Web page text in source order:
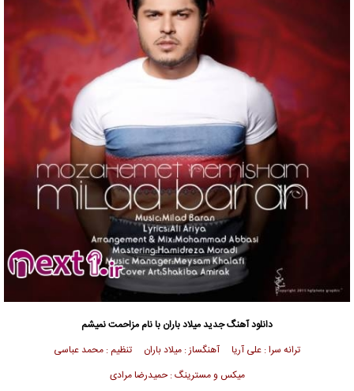
دانلود آهنگ جدیدمیلاد باران با نام مزاحمت نمیشم
ترانه سرا : علی آریا آهنگساز : میلاد باران تنظیم : محمد عباسی
میکس و مسترینگ : حمیدرضا مرادی